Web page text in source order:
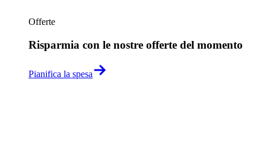
Offerte
Risparmia con le nostre offerte del momento
Pianifica la spesa